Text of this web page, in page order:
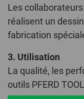
Les
réalisent un
fabrication
3. Utilisation
La qualité, les
outils PFERD